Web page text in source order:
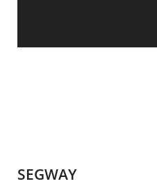
SEGWAY